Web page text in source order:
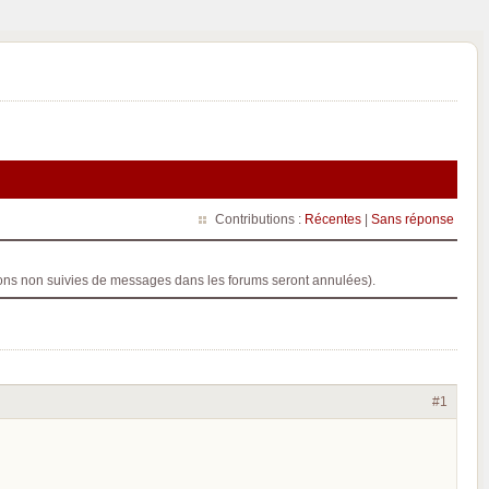
Contributions : Récentes | Sans réponse
non suivies de messages dans les forums seront annulées).
#1